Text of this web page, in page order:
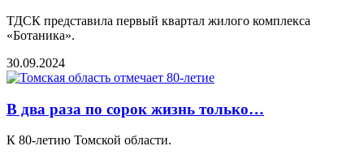
ТДСК представила первый квартал жилого комплекса
«Ботаника».
30.09.2024
В два раза по сорок жизнь только…
К 80-летию Томской области.